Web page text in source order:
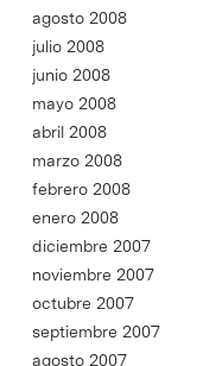
agosto 2008
julio 2008
junio 2008
mayo 2008
abril 2008
marzo 2008
febrero 2008
enero 2008
diciembre 2007
noviembre 2007
octubre 2007
septiembre 2007
agosto 2007